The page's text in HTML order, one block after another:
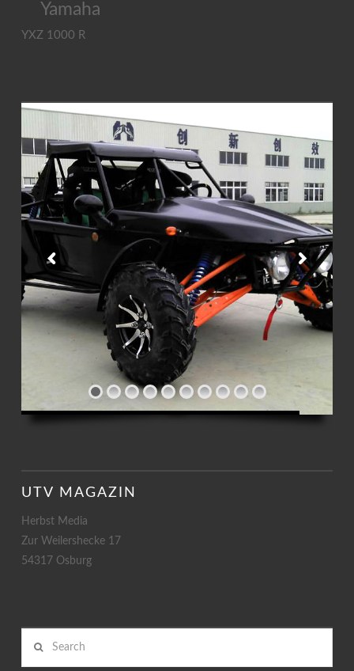
Yamaha
YXZ 1000 R
UTV MAGAZIN
Herbst Media
Zur Weilershecke 17
54317 Osburg